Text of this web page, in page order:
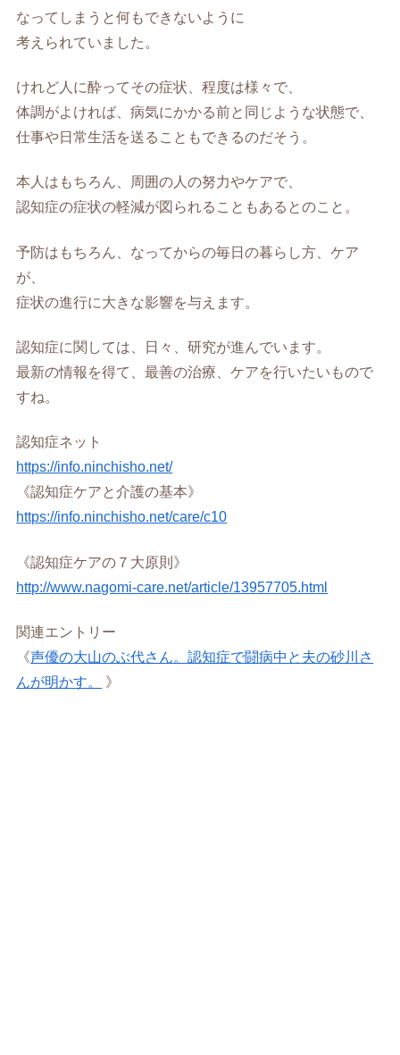
なってしまうと何もできないように
考えられていました。
けれど人に酔ってその症状、程度は様々で、
体調がよければ、病気にかかる前と同じような状態で、
仕事や日常生活を送ることもできるのだそう。
本人はもちろん、周囲の人の努力やケアで、
認知症の症状の軽減が図られることもあるとのこと。
予防はもちろん、なってからの毎日の暮らし方、ケア
が、
症状の進行に大きな影響を与えます。
認知症に関しては、日々、研究が進んでいます。
最新の情報を得て、最善の治療、ケアを行いたいもので
すね。
認知症ネット
https://info.ninchisho.net/
《認知症ケアと介護の基本》
https://info.ninchisho.net/care/c10
《認知症ケアの７大原則》
http://www.nagomi-care.net/article/13957705.html
関連エントリー
《声優の大山のぶ代さん。認知症で闘病中と夫の砂川さ
んが明かす。
》